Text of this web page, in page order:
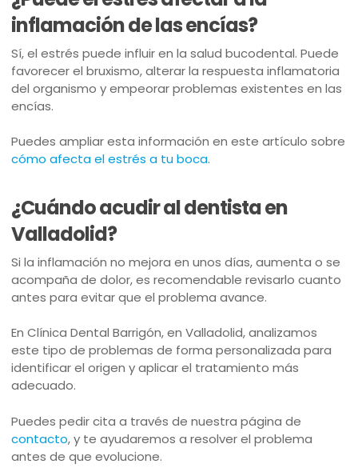
inflamación de las encías?
Sí, el estrés puede influir en la salud bucodental. Puede
favorecer el bruxismo, alterar la respuesta inflamatoria
del organismo y empeorar problemas existentes en las
encías.
Puedes ampliar esta información en este artículo sobre
cómo afecta el estrés a tu boca.
¿Cuándo acudir al dentista en
Valladolid?
Si la inflamación no mejora en unos días, aumenta o se
acompaña de dolor, es recomendable revisarlo cuanto
antes para evitar que el problema avance.
En Clínica Dental Barrigón, en Valladolid, analizamos
este tipo de problemas de forma personalizada para
identificar el origen y aplicar el tratamiento más
adecuado.
Puedes pedir cita a través de nuestra página de
contacto, y te ayudaremos a resolver el problema
antes de que evolucione.